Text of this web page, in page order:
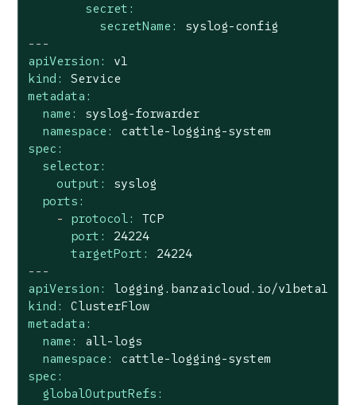
secret:
secretName:
syslog-config
---
apiVersion:
v1
kind:
Service
metadata:
name:
syslog-forwarder
namespace:
cattle-logging-system
spec:
selector:
output:
syslog
ports:
-
protocol:
TCP
port:
24224
targetPort:
24224
---
apiVersion:
logging.banzaicloud.io/v1beta1
kind:
ClusterFlow
metadata:
name:
all-logs
namespace:
cattle-logging-system
spec:
globalOutputRefs: